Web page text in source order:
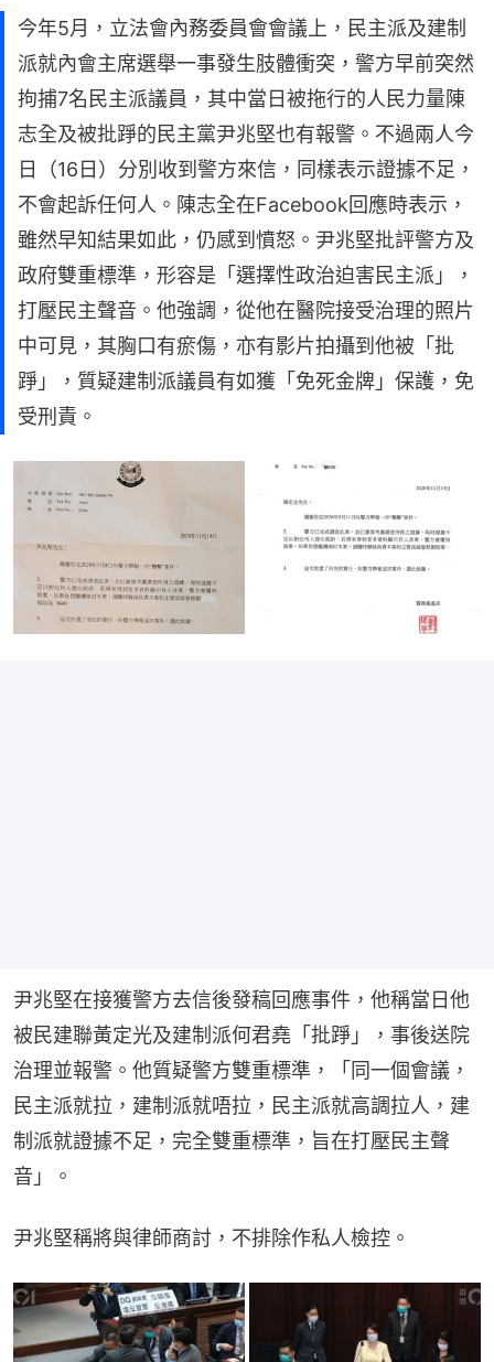
今年5月，立法會內務委員會會議上，民主派及建制
派就內會主席選舉一事發生肢體衝突，警方早前突然
拘捕7名民主派議員，其中當日被拖行的人民力量陳
志全及被批踭的民主黨尹兆堅也有報警。不過兩人今
日（16日）分別收到警方來信，同樣表示證據不足，
不會起訴任何人。陳志全在Facebook回應時表示，
雖然早知結果如此，仍感到憤怒。尹兆堅批評警方及
政府雙重標準，形容是「選擇性政治迫害民主派」，
打壓民主聲音。他強調，從他在醫院接受治理的照片
中可見，其胸口有瘀傷，亦有影片拍攝到他被「批
踭」，質疑建制派議員有如獲「免死金牌」保護，免
受刑責。
尹兆堅在接獲警方去信後發稿回應事件，他稱當日他
被民建聯黃定光及建制派何君堯「批踭」，事後送院
治理並報警。他質疑警方雙重標準，「同一個會議，
民主派就拉，建制派就唔拉，民主派就高調拉人，建
制派就證據不足，完全雙重標準，旨在打壓民主聲
音」。
尹兆堅稱將與律師商討，不排除作私人檢控。